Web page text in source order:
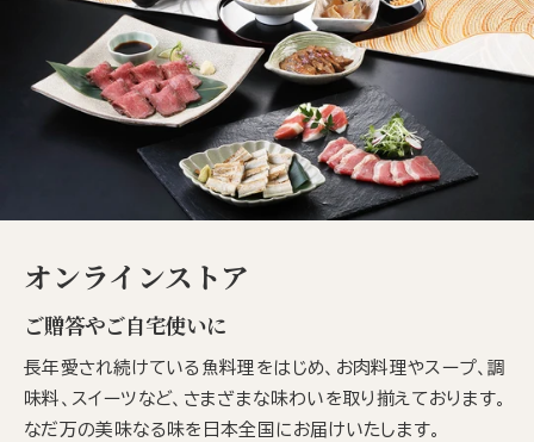
オンラインストア
ご贈答やご自宅使いに
長年愛され続けている魚料理をはじめ、お肉料理やスープ、調
味料、スイーツなど、さまざまな味わいを取り揃えております。
なだ万の美味なる味を日本全国にお届けいたします。